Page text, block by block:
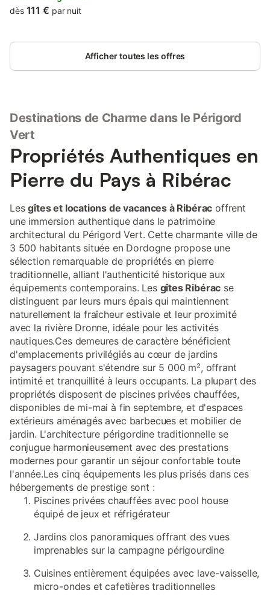
dès 111 € par nuit
Afficher toutes les offres
Destinations de Charme dans le Périgord
Vert
Propriétés Authentiques en
Pierre du Pays à Ribérac
Lesgîtes et locations de vacances à Ribérac offrent
une immersion authentique dans le patrimoine
architectural du Périgord Vert. Cette charmante ville de
3 500 habitants située en Dordogne propose une
sélection remarquable de propriétés en pierre
traditionnelle, alliant l'authenticité historique aux
équipements contemporains. Les gîtes Ribérac se
distinguent par leurs murs épais qui maintiennent
naturellement la fraîcheur estivale et leur proximité
avec la rivière Dronne, idéale pour les activités
nautiques.Ces demeures de caractère bénéficient
d'emplacements privilégiés au cœur de jardins
paysagers pouvant s'étendre sur 5 000 m², offrant
intimité et tranquillité à leurs occupants. La plupart des
propriétés disposent de piscines privées chauffées,
disponibles de mi-mai à fin septembre, et d'espaces
extérieurs aménagés avec barbecues et mobilier de
jardin. L'architecture périgordine traditionnelle se
conjugue harmonieusement avec des prestations
modernes pour garantir un séjour confortable toute
l'année.Les cinq équipements les plus prisés dans ces
hébergements de prestige sont :
Piscines privées chauffées avec pool house
équipé de jeux et réfrigérateur
Jardins clos panoramiques offrant des vues
imprenables sur la campagne périgourdine
Cuisines entièrement équipées avec lave-vaisselle,
micro-ondes et cafetières traditionnelles